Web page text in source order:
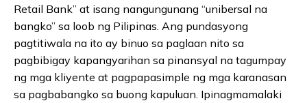
Retail Bank” at isang nangungunang “unibersal na
bangko” sa loob ng Pilipinas. Ang pundasyong
pagtitiwala na ito ay binuo sa paglaan nito sa
pagbibigay kapangyarihan sa pinansyal na tagumpay
ng mga kliyente at pagpapasimple ng mga karanasan
sa pagbabangko sa buong kapuluan. Ipinagmamalaki